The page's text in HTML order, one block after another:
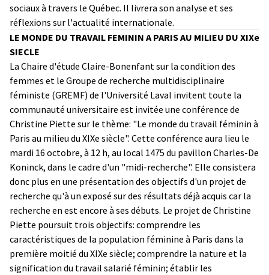
sociaux à travers le Québec. Il livrera son analyse et ses
réflexions sur l'actualité internationale.
LE MONDE DU TRAVAIL FEMININ A PARIS AU MILIEU DU XIXe
SIECLE
La Chaire d'étude Claire-Bonenfant sur la condition des
femmes et le Groupe de recherche multidisciplinaire
féministe (GREMF) de l'Université Laval invitent toute la
communauté universitaire est invitée une conférence de
Christine Piette sur le thème: "Le monde du travail féminin à
Paris au milieu du XIXe siècle". Cette conférence aura lieu le
mardi 16 octobre, à 12 h, au local 1475 du pavillon Charles-De
Koninck, dans le cadre d'un "midi-recherche". Elle consistera
donc plus en une présentation des objectifs d'un projet de
recherche qu'à un exposé sur des résultats déjà acquis car la
recherche en est encore à ses débuts. Le projet de Christine
Piette poursuit trois objectifs: comprendre les
caractéristiques de la population féminine à Paris dans la
première moitié du XIXe siècle; comprendre la nature et la
signification du travail salarié féminin; établir les